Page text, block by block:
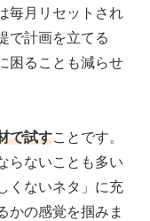
毎月リセットされ
で計画を立てる
困ることも減らせ
で試すことです。
らないことも多い
くないネタ」に充
かの感覚を掴みま